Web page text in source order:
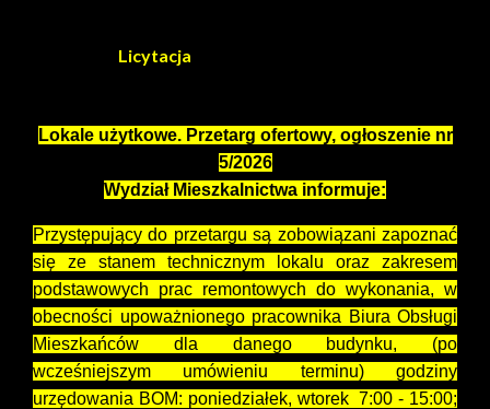
Licytacja
Lokale użytkowe. Przetarg ofertowy, ogłoszenie nr
5/2026
Wydział Mieszkalnictwa informuje:
Przystępujący do przetargu są zobowiązani zapoznać
się ze stanem technicznym lokalu oraz zakresem
podstawowych prac remontowych do wykonania, w
obecności upoważnionego pracownika Biura Obsługi
Mieszkańców dla danego budynku, (po
wcześniejszym umówieniu terminu) godziny
urzędowania BOM: poniedziałek, wtorek 7:00 - 15:00;